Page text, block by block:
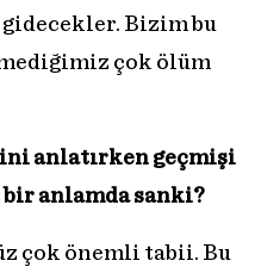
Bizim bu
çok ölüm
anlatırken geçmişi
bir anlamda sanki?
çok önemli tabii. Bu